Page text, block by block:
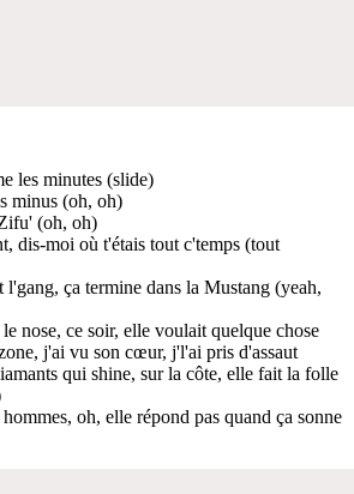
les minutes (slide)
minus (oh, oh)
(oh, oh)
dis-moi où t'étais tout c'temps (tout
l'gang, ça termine dans la Mustang (yeah,
nose, ce soir, elle voulait quelque chose
j'ai vu son cœur, j'l'ai pris d'assaut
qui shine, sur la côte, elle fait la folle
oh, elle répond pas quand ça sonne